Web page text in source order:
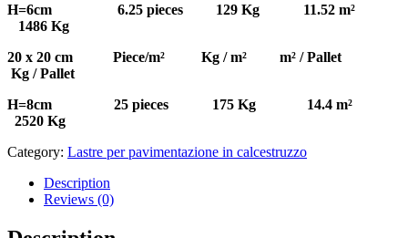
H=6cm 6.25 pieces 129 Kg 11.52 m²
1486 Kg
20 x 20 cm Piece/m² Kg / m² m² / Pallet
Kg / Pallet
H=8cm 25 pieces 175 Kg 14.4 m²
2520 Kg
Category: Lastre per pavimentazione in calcestruzzo
Description
Reviews (0)